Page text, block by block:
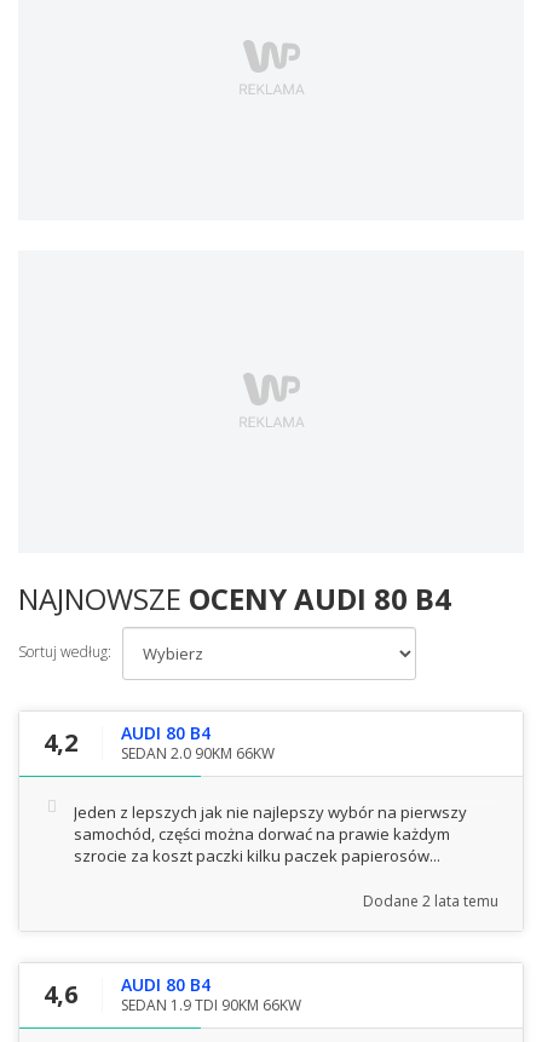
NAJNOWSZE OCENY AUDI 80 B4
Sortuj według:
4,2 AUDI 80 B4
SEDAN 2.0 90KM 66KW
Jeden z lepszych jak nie najlepszy wybór na pierwszy
samochód, części można dorwać na prawie każdym
szrocie za koszt paczki kilku paczek papierosów...
Dodane 2 lata temu
4,6 AUDI 80 B4
SEDAN 1.9 TDI 90KM 66KW